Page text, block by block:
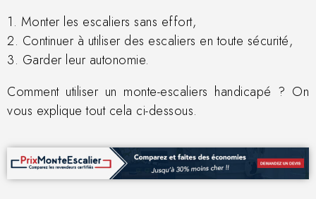
1. Monter les escaliers sans effort,
2. Continuer à utiliser des escaliers en toute sécurité,
3. Garder leur autonomie.
Comment utiliser un monte-escaliers handicapé ? On
vous explique tout cela ci-dessous.